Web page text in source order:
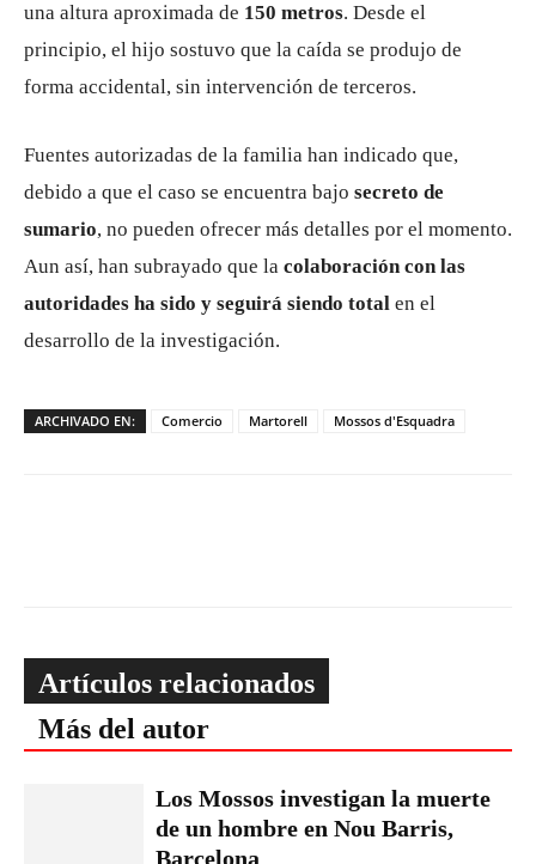
una altura aproximada de 150 metros. Desde el
principio, el hijo sostuvo que la caída se produjo de
forma accidental, sin intervención de terceros.
Fuentes autorizadas de la familia han indicado que,
debido a que el caso se encuentra bajo secreto de
sumario, no pueden ofrecer más detalles por el momento.
Aun así, han subrayado que la colaboración con las
autoridades ha sido y seguirá siendo total en el
desarrollo de la investigación.
ARCHIVADO EN: Comercio Martorell Mossos d'Esquadra
Artículos relacionados
Más del autor
Los Mossos investigan la muerte
de un hombre en Nou Barris,
Barcelona